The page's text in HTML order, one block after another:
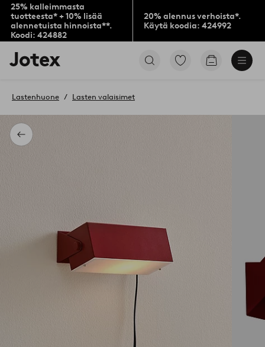
25% kalleimmasta
tuotteesta* + 10% lisää
alennetuista hinnoista**.
Koodi: 424882
20% alennus verhoista*.
Käytä koodia: 424992
Jotex-
logo
aloitussivulle
Siirry
Siirry
Takaisin
Lastenhuone Lasten valaisimet